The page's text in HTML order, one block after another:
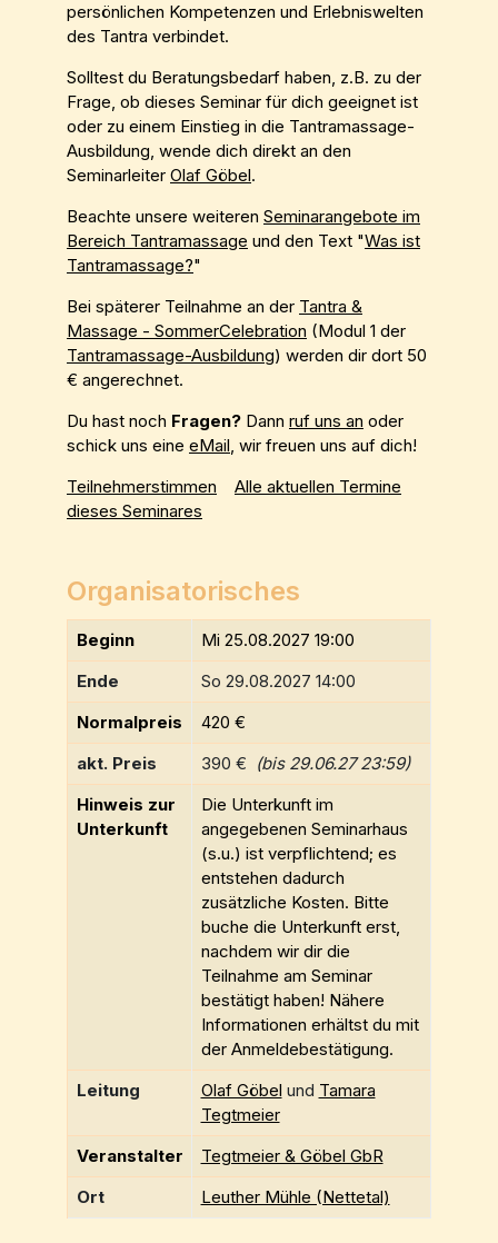
persönlichen Kompetenzen und Erlebniswelten
des Tantra verbindet.
Solltest du Beratungsbedarf haben, z.B. zu der
Frage, ob dieses Seminar für dich geeignet ist
oder zu einem Einstieg in die Tantramassage-
Ausbildung, wende dich direkt an den
Seminarleiter Olaf Göbel.
Beachte unsere weiteren Seminarangebote im
Bereich Tantramassage und den Text "Was ist
Tantramassage?"
Bei späterer Teilnahme an der Tantra &
Massage - SommerCelebration (Modul 1 der
Tantramassage-Ausbildung) werden dir dort 50
€ angerechnet.
Du hast noch Fragen? Dann ruf uns an oder
schick uns eine eMail, wir freuen uns auf dich!
Teilnehmerstimmen
Alle aktuellen Termine
dieses Seminares
Organisatorisches
Beginn
Mi 25.08.2027 19:00
Ende
So 29.08.2027 14:00
Normalpreis
420 €
akt. Preis
390 € (bis 29.06.27 23:59)
Hinweis zur
Unterkunft
Die Unterkunft im
angegebenen Seminarhaus
(s.u.) ist verpflichtend; es
entstehen dadurch
zusätzliche Kosten. Bitte
buche die Unterkunft erst,
nachdem wir dir die
Teilnahme am Seminar
bestätigt haben! Nähere
Informationen erhältst du mit
der Anmeldebestätigung.
Leitung
Olaf Göbel und Tamara
Tegtmeier
Veranstalter
Tegtmeier & Göbel GbR
Ort
Leuther Mühle (Nettetal)